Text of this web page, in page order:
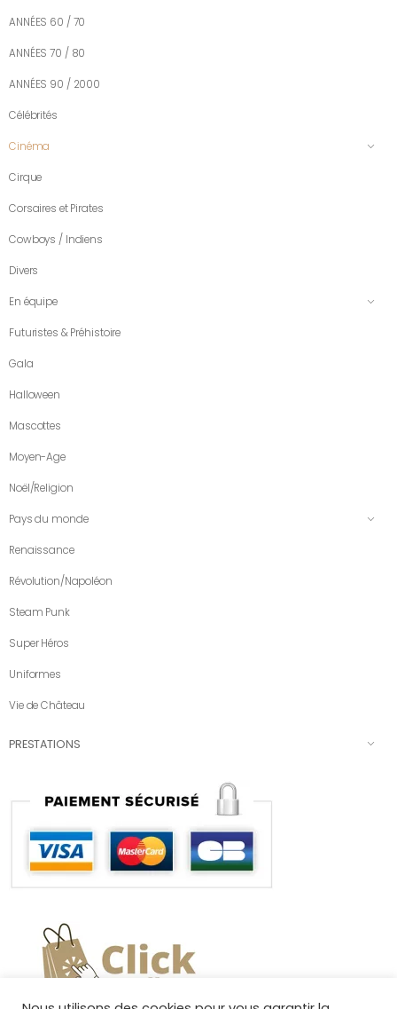
ANNÉES 60 / 70
ANNÉES 70 / 80
ANNÉES 90 / 2000
Célébrités
Cinéma
Cirque
Corsaires et Pirates
Cowboys / Indiens
Divers
En équipe
Futuristes & Préhistoire
Gala
Halloween
Mascottes
Moyen-Age
Noël/Religion
Pays du monde
Renaissance
Révolution/Napoléon
Steam Punk
Super Héros
Uniformes
Vie de Château
PRESTATIONS